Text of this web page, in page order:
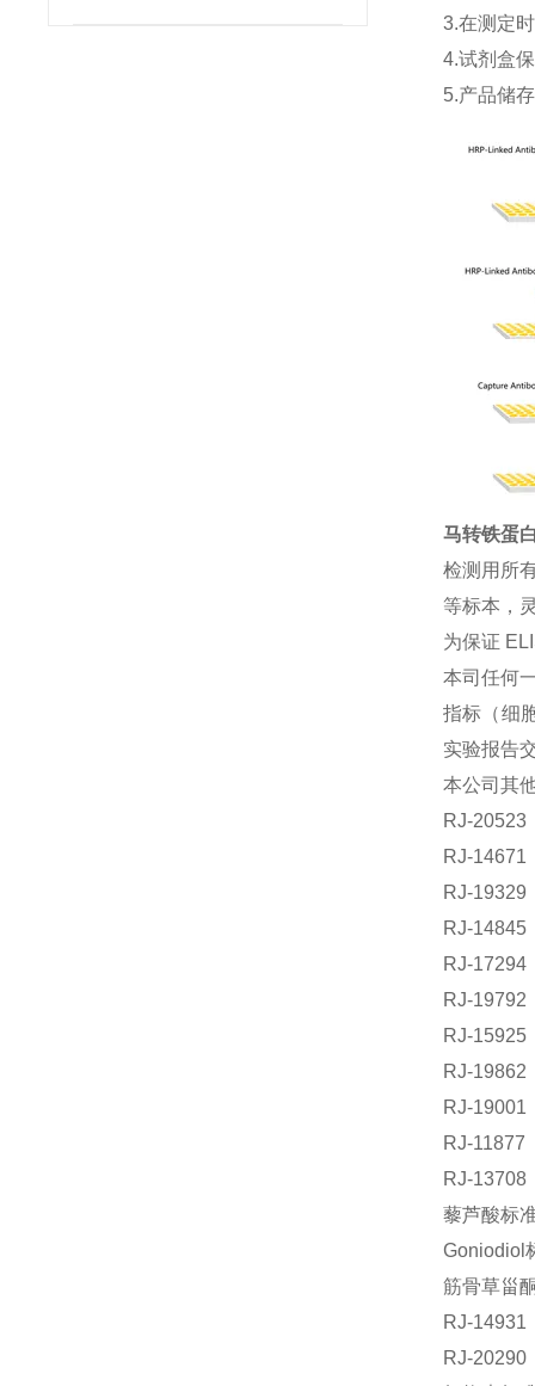
3.在测定
4.试剂盒
5.产品储
马转铁蛋
检测用所
等标本，
为保证
本司任何
指标（细
实验报告
本公司其
RJ-
RJ-
RJ-
RJ-
RJ-
RJ-
RJ-
RJ-
RJ-
RJ-
RJ-
藜芦酸标
Goniodiol
筋骨草甾
RJ-
RJ-